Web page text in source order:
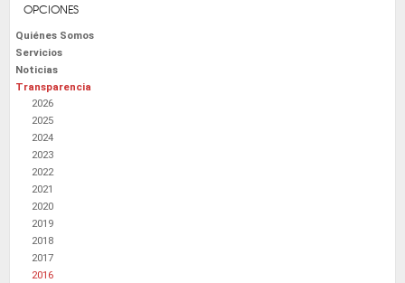
OPCIONES
Quiénes Somos
Servicios
Noticias
Transparencia
2026
2025
2024
2023
2022
2021
2020
2019
2018
2017
2016